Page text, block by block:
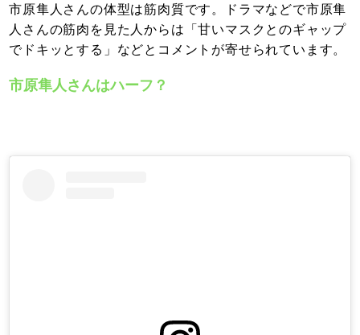
市原隼人さんの体型は筋肉質です。ドラマなどで市原隼
人さんの筋肉を見た人からは「甘いマスクとのギャップ
でドキッとする」などとコメントが寄せられています。
市原隼人さんはハーフ？